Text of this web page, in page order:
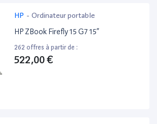
HP - Ordinateur portable
HP ZBook Firefly 15 G7 15”
262 offres à partir de :
522,00 €